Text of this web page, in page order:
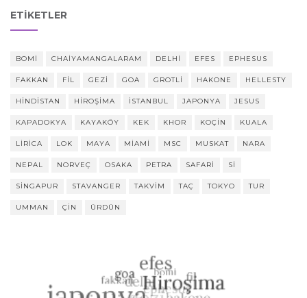
ETIKETLER
BOMI CHAIYAMANGALARAM DELHI EFES EPHESUS
FAKKAN FIL GEZI GOA GROTLI HAKONE HELLESTY
HINDISTAN HIROŞIMA ISTANBUL JAPONYA JESUS
KAPADOKYA KAYAKÖY KEK KHOR KOÇIN KUALA
LIRICA LOK MAYA MIAMI MSC MUSKAT NARA
NEPAL NORVEÇ OSAKA PETRA SAFARI SI
SINGAPUR STAVANGER TAKVIM TAÇ TOKYO TUR
UMMAN ÇIN ÜRDÜN